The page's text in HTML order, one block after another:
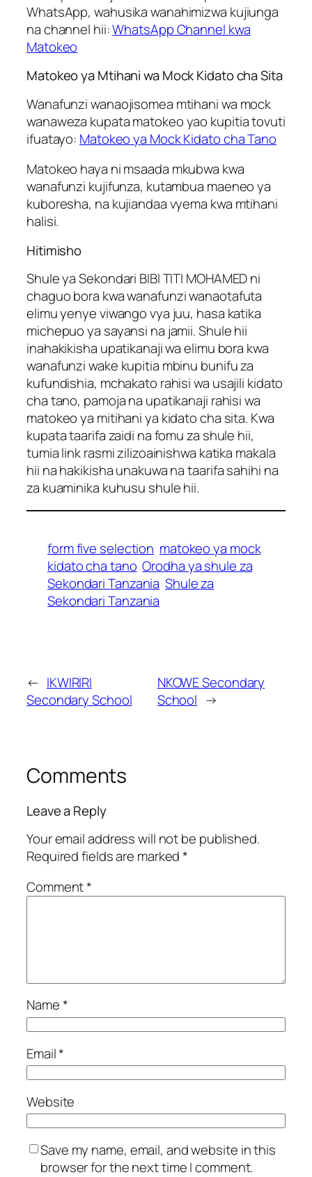
WhatsApp, wahusika wanahimizwa kujiunga
na channel hii:WhatsApp Channel kwa
Matokeo
Matokeo ya Mtihani wa Mock Kidato cha Sita
Wanafunzi wanaojisomea mtihani wa mock
wanaweza kupata matokeo yao kupitia tovuti
ifuatayo: Matokeo ya Mock Kidato cha Tano
Matokeo haya ni msaada mkubwa kwa
wanafunzi kujifunza, kutambua maeneo ya
kuboresha, na kujiandaa vyema kwa mtihani
halisi.
Hitimisho
Shule ya Sekondari BIBI TITI MOHAMED ni
chaguo bora kwa wanafunzi wanaotafuta
elimu yenye viwango vya juu, hasa katika
michepuo ya sayansi na jamii. Shule hii
inahakikisha upatikanaji wa elimu bora kwa
wanafunzi wake kupitia mbinu bunifu za
kufundishia, mchakato rahisi wa usajili kidato
cha tano, pamoja na upatikanaji rahisi wa
matokeo ya mitihani ya kidato cha sita. Kwa
kupata taarifa zaidi na fomu za shule hii,
tumia link rasmi zilizoainishwa katika makala
hii na hakikisha unakuwa na taarifa sahihi na
za kuaminika kuhusu shule hii.
form five selection matokeo ya mock
kidato cha tano Orodha ya shule za
Sekondari Tanzania Shule za
Sekondari Tanzania
← IKWIRIRI
Secondary School
NKOWE Secondary
School →
Comments
Leave a Reply
Your email address will not be published.
Required fields are marked*
Comment*
Name*
Email*
Website
Save my name, email, and website in this
browser for the next time I comment.